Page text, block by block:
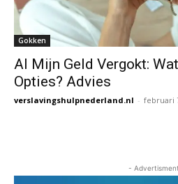
Gokken
Al Mijn Geld Vergokt:
Opties? Advies
verslavingshulpnederland.nl - februari
-